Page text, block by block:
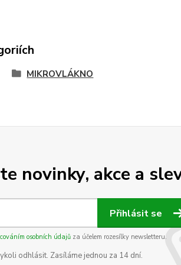
MIKROVLÁKNO
novinky, akce a
Přihlásit se
osobních údajůza účelem rozesílky newsletteru.
odhlásit. Zasíláme jednou za 14 dní.